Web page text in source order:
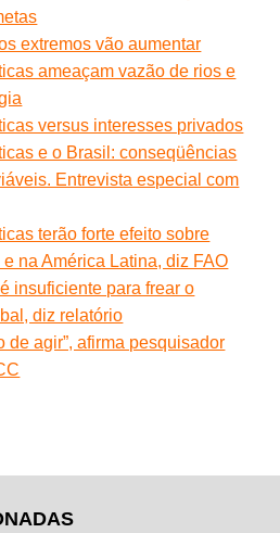
extremos vão aumentar
ameaçam vazão de rios e
versus interesses privados
e o Brasil: conseqüências
Entrevista especial com
terão forte efeito sobre
na América Latina, diz FAO
insuficiente para frear o
diz relatório
de agir”, afirma pesquisador